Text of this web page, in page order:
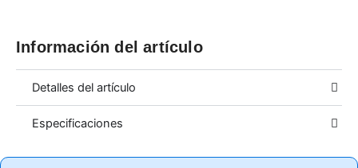
Información del artículo
Detalles del artículo
Especificaciones